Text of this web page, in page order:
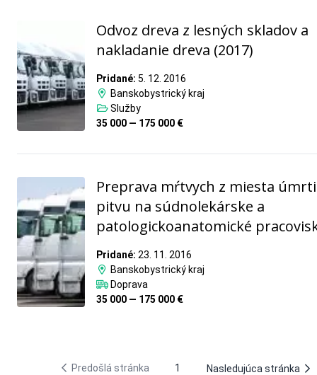
Odvoz dreva z lesných skladov a
nakladanie dreva (2017)
Pridané: 5. 12. 2016
Banskobystrický kraj
Služby
35 000 — 175 000 €
Preprava mŕtvych z miesta
pitvu na súdnolekárske a
patologickoanatomické
Pridané: 23. 11. 2016
Banskobystrický kraj
Doprava
35 000 — 175 000 €
Predošlá stránka 1 Nasledujúca stránka